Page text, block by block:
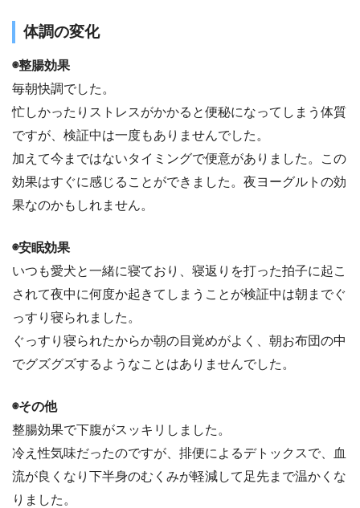
体調の変化
◉整腸効果
毎朝快調でした。
忙しかったりストレスがかかると便秘になってしまう体質
ですが、検証中は一度もありませんでした。
加えて今まではないタイミングで便意がありました。この
効果はすぐに感じることができました。夜ヨーグルトの効
果なのかもしれません。
◉安眠効果
いつも愛犬と一緒に寝ており、寝返りを打った拍子に起こ
されて夜中に何度か起きてしまうことが検証中は朝までぐ
っすり寝られました。
ぐっすり寝られたからか朝の目覚めがよく、朝お布団の中
でグズグズするようなことはありませんでした。
◉その他
整腸効果で下腹がスッキリしました。
冷え性気味だったのですが、排便によるデトックスで、血
流が良くなり下半身のむくみが軽減して足先まで温かくな
りました。